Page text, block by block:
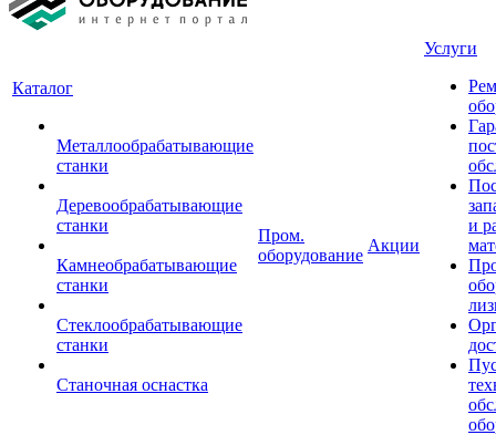
Каталог
Металлообрабатывающие
станки
Деревообрабатывающие
станки
Камнеобрабатывающие
станки
Стеклообрабатывающие
станки
Станочная оснастка
Пром.
оборудование
Акции
Услуги
и